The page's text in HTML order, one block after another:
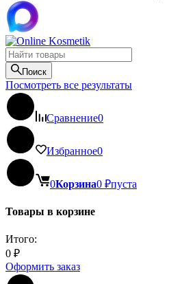
Поиск
Посмотреть все результаты
Сравнение0
Избранное0
0Корзина0 ₽пуста
Товары в корзине
Итого:
0 ₽
Оформить заказ